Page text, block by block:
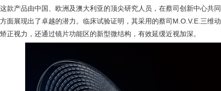
这款产品由中国、欧洲及澳大利亚的顶尖研究人员，在蔡司创新中心共
方面展现出了卓越的潜力。临床试验证明，其采用的蔡司M.O.V.E.三维
矫正视力，还通过镜片功能区的新型微结构，有效延缓近视加深。